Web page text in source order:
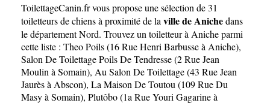
ToilettageCanin.frvous propose une sélection de 31
toiletteurs de chiens à proximité de la ville de Anichedans
le départementNord. Trouvez un toiletteur à Aniche parmi
cette liste : Theo Poils (16 Rue Henri Barbusse à Aniche),
Salon De Toilettage Poils De Tendresse (2 Rue Jean
Moulin à Somain), Au Salon De Toilettage (43 Rue Jean
Jaurès à Abscon), La Maison De Toutou (109 Rue Du
Masy à Somain), Plutôbo (1a Rue Youri Gagarine à